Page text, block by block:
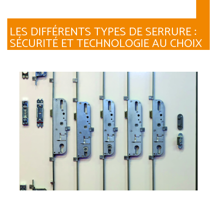
LES DIFFÉRENTS TYPES DE SERRURE :
SÉCURITÉ ET TECHNOLOGIE AU CHOIX